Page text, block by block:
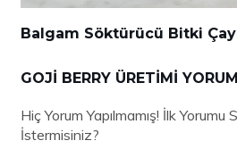
Balgam Söktürücü Bitki
GOJI BERRY ÜRETIMI
Hiç Yorum Yapılmamış! İlk Yorumu
İstermisiniz?